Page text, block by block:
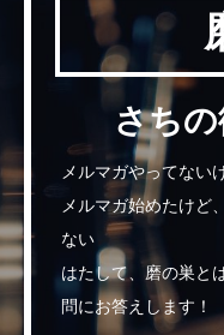
さち
メルマガやってない
メルマガ始めたけど
ない
はたして、磨の巣と
問にお答えします！